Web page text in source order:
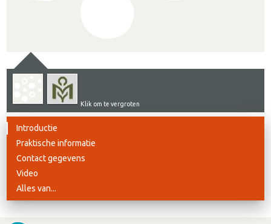
Klik om te vergroten
Introductie
Praktische informatie
Contact gegevens
Video
Alles van...